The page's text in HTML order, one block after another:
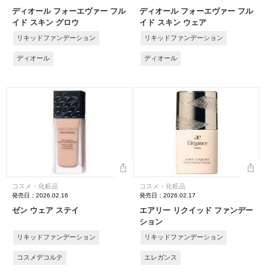
ディオール フォーエヴァー フル
イド スキン グロウ
リキッドファンデーション
ディオール
ディオール フォーエヴァー フル
イド スキン ウェア
リキッドファンデーション
ディオール
コスメ・化粧品
発売日：2026.02.16
ゼン ウェア ステイ
リキッドファンデーション
コスメデコルテ
コスメ・化粧品
発売日：2026.02.17
エアリー リクイッド ファンデー
ション
リキッドファンデーション
エレガンス